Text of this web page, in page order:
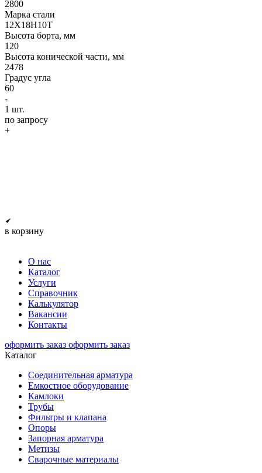
2800
Марка стали
12Х18Н10Т
Высота борта, мм
120
Высота конической части, мм
2478
Градус угла
60
-
1 шт.
по запросу
+
в корзину
О нас
Каталог
Услуги
Справочник
Калькулятор
Вакансии
Контакты
оформить заказ оформить заказ
Каталог
Соединительная арматура
Емкостное оборудование
Камлоки
Трубы
Фильтры и клапана
Опоры
Запорная арматура
Метизы
Сварочные материалы